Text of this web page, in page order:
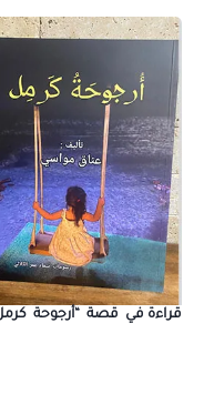
قراءة في قصة “أرجوحة